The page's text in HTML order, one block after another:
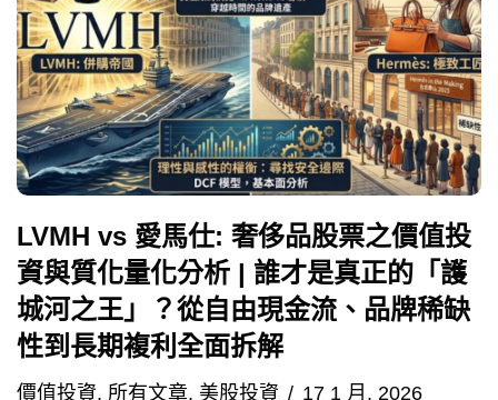
LVMH vs 愛馬仕: 奢侈品股票之價值投
資與質化量化分析 | 誰才是真正的「護
城河之王」？從自由現金流、品牌稀缺
性到長期複利全面拆解
價值投資, 所有文章, 美股投資 17 1 月, 2026